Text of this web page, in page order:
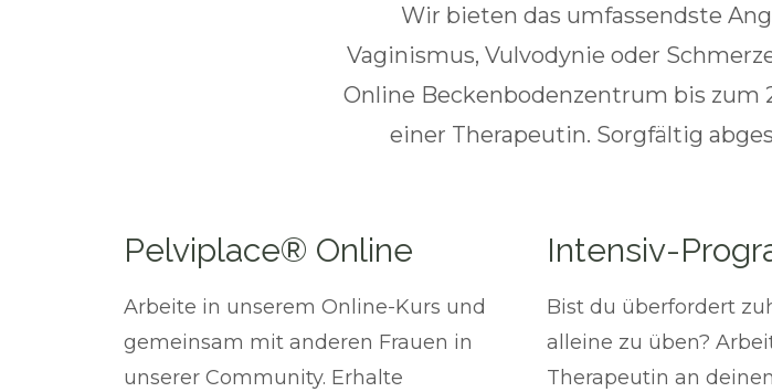
Wir bieten das umfassendste
Vaginismus, Vulvodynie oder
Online Beckenbodenzentrum bis
einer Therapeutin. Sorgfältig
Pelviplace® Online
Arbeite in unserem Online-Kurs und
gemeinsam mit anderen Frauen in
unserer Community. Erhalte
Intensiv-
Bist du überfordert
alleine zu üben?
Therapeutin an